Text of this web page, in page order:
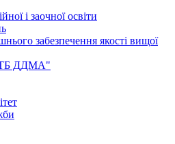
і заочної освіти
забезпечення якості вищої
ДДМА"